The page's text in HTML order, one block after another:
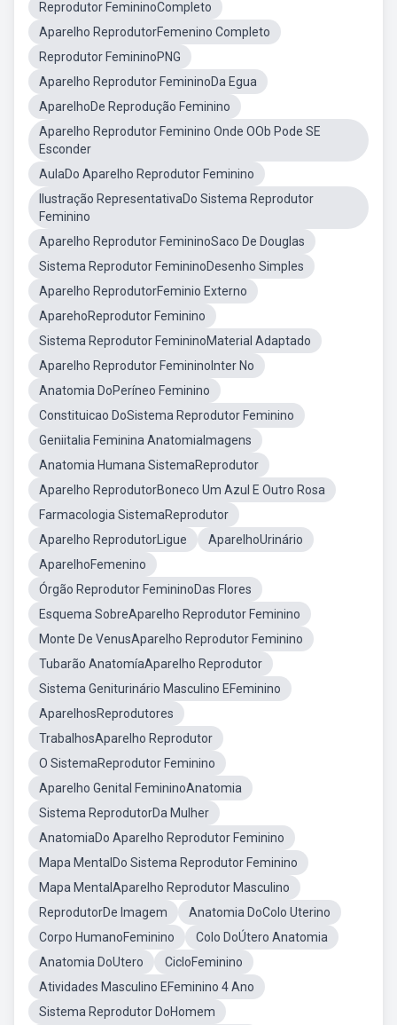
Reprodutor FemininoCompleto
Aparelho ReprodutorFemenino Completo
Reprodutor FemininoPNG
Aparelho Reprodutor FemininoDa Egua
AparelhoDe Reprodução Feminino
Aparelho Reprodutor Feminino Onde OOb Pode SE
Esconder
AulaDo Aparelho Reprodutor Feminino
Ilustração RepresentativaDo Sistema Reprodutor
Feminino
Aparelho Reprodutor FemininoSaco De Douglas
Sistema Reprodutor FemininoDesenho Simples
Aparelho ReprodutorFeminio Externo
AparehoReprodutor Feminino
Sistema Reprodutor FemininoMaterial Adaptado
Aparelho Reprodutor FemininoInter No
Anatomia DoPeríneo Feminino
Constituicao DoSistema Reprodutor Feminino
Geniitalia Feminina AnatomiaImagens
Anatomia Humana SistemaReprodutor
Aparelho ReprodutorBoneco Um Azul E Outro Rosa
Farmacologia SistemaReprodutor
Aparelho ReprodutorLigue
AparelhoUrinário
AparelhoFemenino
Órgão Reprodutor FemininoDas Flores
Esquema SobreAparelho Reprodutor Feminino
Monte De VenusAparelho Reprodutor Feminino
Tubarão AnatomíaAparelho Reprodutor
Sistema Geniturinário Masculino EFeminino
AparelhosReprodutores
TrabalhosAparelho Reprodutor
O SistemaReprodutor Feminino
Aparelho Genital FemininoAnatomia
Sistema ReprodutorDa Mulher
AnatomiaDo Aparelho Reprodutor Feminino
Mapa MentalDo Sistema Reprodutor Feminino
Mapa MentalAparelho Reprodutor Masculino
ReprodutorDe Imagem
Anatomia DoColo Uterino
Corpo HumanoFeminino
Colo DoÚtero Anatomia
Anatomia DoUtero
CicloFeminino
Atividades Masculino EFeminino 4 Ano
Sistema Reprodutor DoHomem